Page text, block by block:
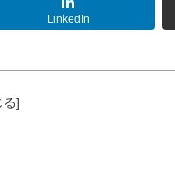
LinkedIn